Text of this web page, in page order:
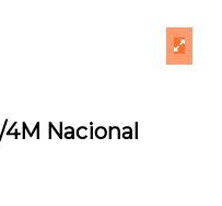
4M Nacional